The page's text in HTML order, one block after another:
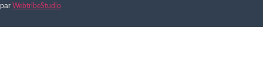
par WebtribeStudio